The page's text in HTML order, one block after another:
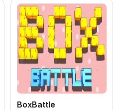
BoxBattle